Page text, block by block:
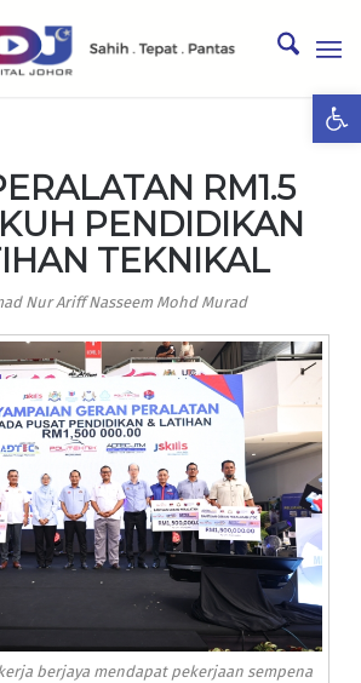
RM1.5
PENDIDIKAN
TEKNIKAL
Nur Ariff Nasseem Mohd Murad
berjaya mendapat pekerjaan sempena